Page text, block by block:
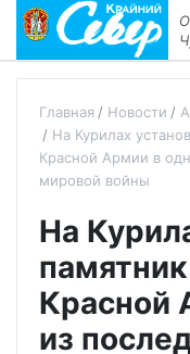
Главная Новости
На Курилах
Красной Армии в
мировой войны
На
Красной
из